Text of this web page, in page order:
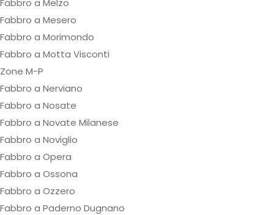
Fabbro a Melzo
Fabbro a Mesero
Fabbro a Morimondo
Fabbro a Motta Visconti
Zone M-P
Fabbro a Nerviano
Fabbro a Nosate
Fabbro a Novate Milanese
Fabbro a Noviglio
Fabbro a Opera
Fabbro a Ossona
Fabbro a Ozzero
Fabbro a Paderno Dugnano